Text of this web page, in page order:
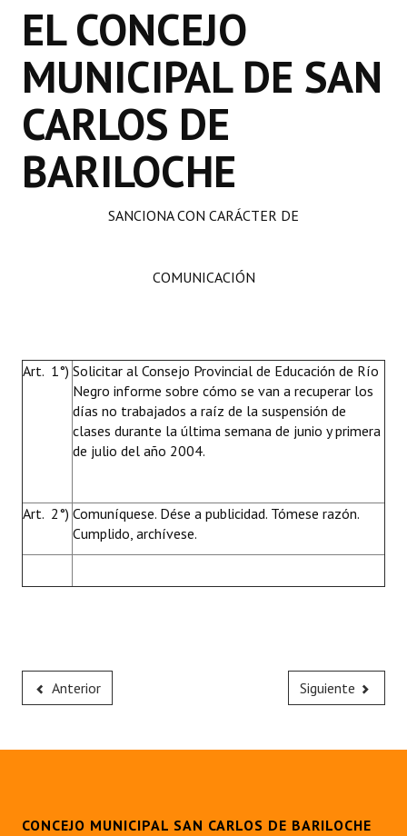
EL CONCEJO
MUNICIPAL DE SAN
CARLOS DE
BARILOCHE
SANCIONA CON CARÁCTER DE
COMUNICACIÓN
Art. 1°) Solicitar al Consejo Provincial de Educación de Río
Negro informe sobre cómo se van a recuperar los
días no trabajados a raíz de la suspensión de
clases durante la última semana de junio y primera
de julio del año 2004.
Art. 2°) Comuníquese. Dése a publicidad. Tómese razón.
Cumplido, archívese.
Anterior Siguiente
CONCEJO MUNICIPAL SAN CARLOS DE BARILOCHE